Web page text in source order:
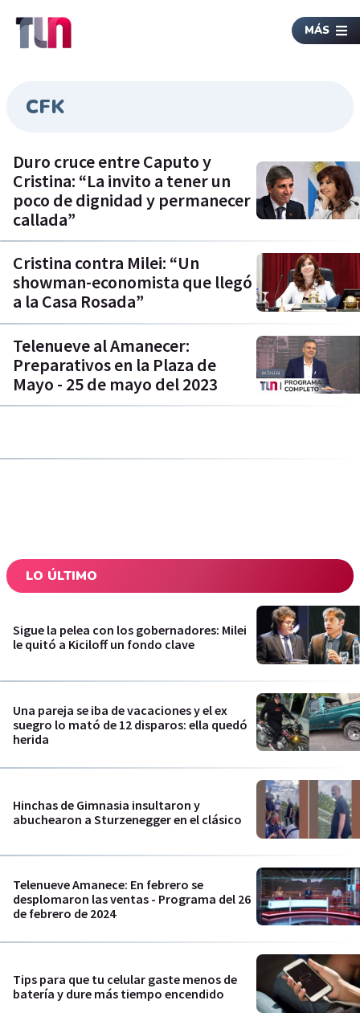
MÁS
CFK
Duro cruce entre Caputo y
Cristina: “La invito a tener un
poco de dignidad y permanecer
callada”
Cristina contra Milei: “Un
showman-economista que llegó
a la Casa Rosada”
Telenueve al Amanecer:
Preparativos en la Plaza de
Mayo - 25 de mayo del 2023
LO ÚLTIMO
Sigue la pelea con los gobernadores: Milei
le quitó a Kiciloff un fondo clave
Una pareja se iba de vacaciones y el ex
suegro lo mató de 12 disparos: ella quedó
herida
Hinchas de Gimnasia insultaron y
abuchearon a Sturzenegger en el clásico
Telenueve Amanece: En febrero se
desplomaron las ventas - Programa del 26
de febrero de 2024
Tips para que tu celular gaste menos de
batería y dure más tiempo encendido